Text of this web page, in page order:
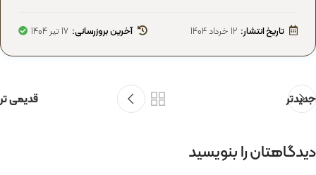
تاریخ انتشار: 12 خرداد 1404 آخرین بروزرسانی: 17 تیر 1404
جدیدتر قدیمی تر
دیدگاهتان را بنویسید